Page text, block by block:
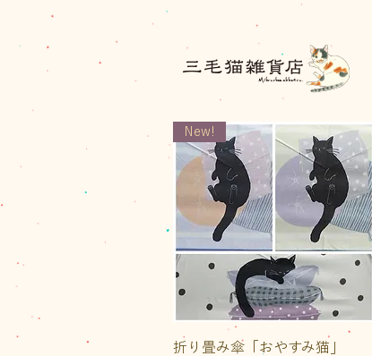
クイックビュー
New!
折り畳み傘「おやすみ猫」